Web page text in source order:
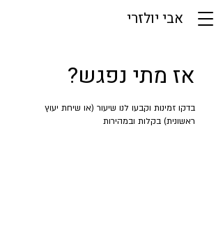
אבי יולזרי
אז מתי נפגש?
בדקו זמינות וקבעו לנו שיעור (או שיחת יעוץ
ראשונית) בקלות ובמהירות